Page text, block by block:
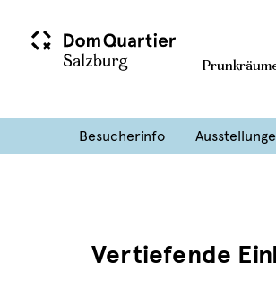
Besucherinfo
Vertiefende